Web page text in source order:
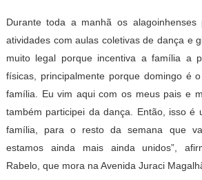
Durante toda a manhã os alagoinhenses
atividades com aulas coletivas de dança e
muito legal porque incentiva a família a
físicas, principalmente porque domingo é
família. Eu vim aqui com os meus pais e
também participei da dança. Então, isso é
família, para o resto da semana que
estamos ainda mais ainda unidos”,
Rabelo, que mora na Avenida Juraci